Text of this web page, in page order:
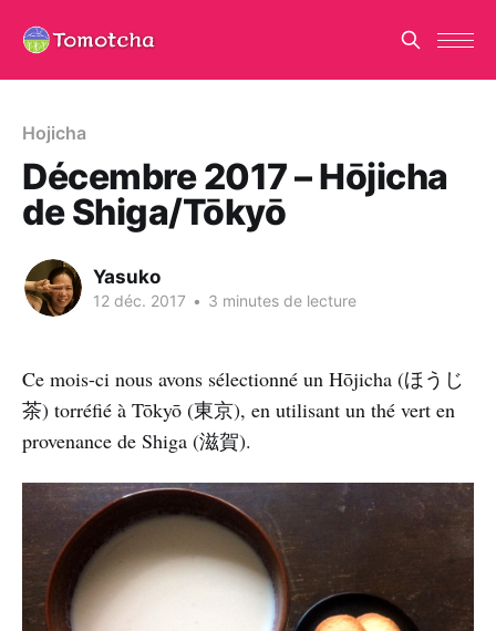
Hojicha
Décembre 2017 – Hōjicha
de Shiga/Tōkyō
Yasuko
12 déc. 2017 • 3 minutes de lecture
Ce mois-ci nous avons sélectionné un Hōjicha (ほうじ
茶) torréfié à Tōkyō (東京), en utilisant un thé vert en
provenance de Shiga (滋賀).